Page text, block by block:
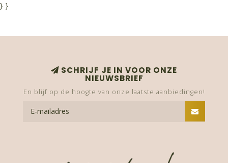
} }
SCHRIJF JE IN VOOR ONZE
NIEUWSBRIEF
En blijf op de hoogte van onze laatste aanbiedingen!